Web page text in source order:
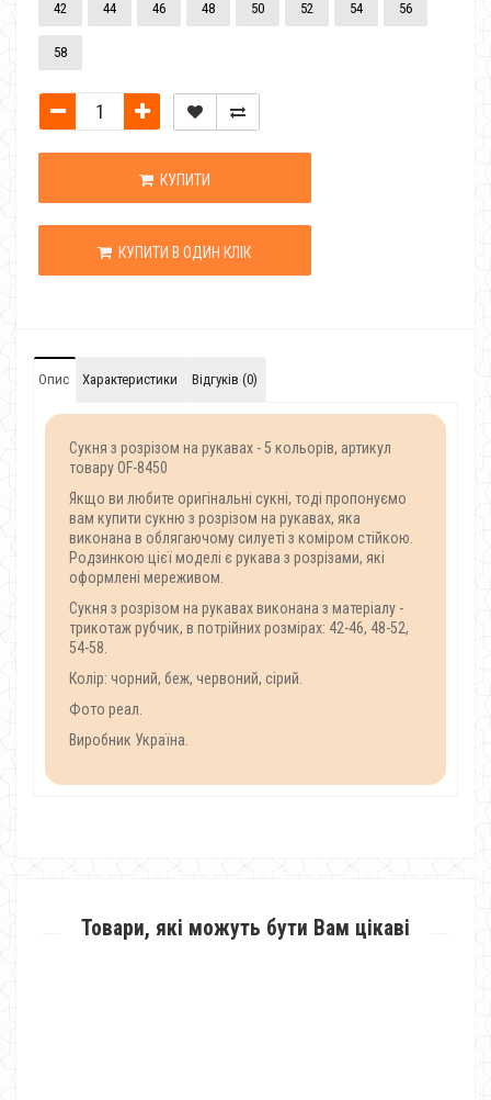
42 44 46 48 50 52 54 56
58
КУПИТИ
КУПИТИ В ОДИН КЛІК
Опис Характеристики Відгуків (0)
Сукня з розрізом на рукавах - 5 кольорів, артикул
товару OF-8450
Якщо ви любите оригінальні сукні, тоді пропонуємо
вам купити сукню з розрізом на рукавах, яка
виконана в облягаючому силуеті з коміром стійкою.
Родзинкою цієї моделі є рукава з розрізами, які
оформлені мереживом.
Сукня з розрізом на рукавах виконана з матеріалу -
трикотаж рубчик, в потрійних розмірах: 42-46, 48-52,
54-58.
Колір: чорний, беж, червоний, сірий.
Фото реал.
Виробник Україна.
Товари, які можуть бути Вам цікаві